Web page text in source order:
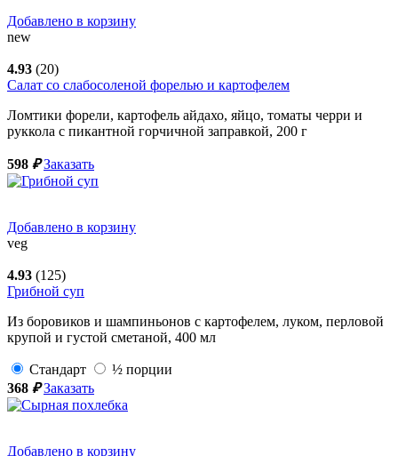
Добавлено в корзину
new
4.93 (20)
Салат со слабосоленой форелью и картофелем
Ломтики форели, картофель айдахо, яйцо, томаты черри и
руккола с пикантной горчичной заправкой, 200 г
598 ₽ Заказать
Добавлено в корзину
veg
4.93 (125)
Грибной суп
Из боровиков и шампиньонов с картофелем, луком, перловой
крупой и густой сметаной, 400 мл
Стандарт
½ порции
368 ₽ Заказать
Добавлено в корзину